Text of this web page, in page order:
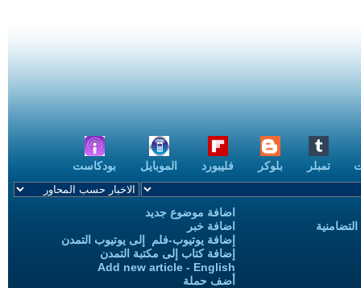
تمبلر بلوكر فليبورد الموبايل بودكاست
اضافة موضوع جديد
اضافة خبر
إضافة يوتيوب-فلم إلى يوتيوب التمدن
إضافة كتاب إلى مكتبة التمدن
Add new article - English
أضف حملة